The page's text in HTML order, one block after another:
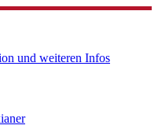
und weiteren Infos